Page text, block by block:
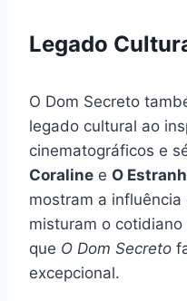
Legado
O Dom Secreto
legado cultural ao
cinematográficos e
Coraline e O
mostram a
misturam o
que O Dom Secreto
excepcional.